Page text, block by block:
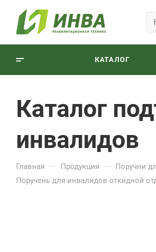
КАТАЛОГ
Каталог
инвалидов
Главная — Продукция — Поручни
Поручень для инвалидов откидной